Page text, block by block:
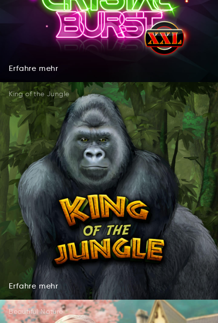
Erfahre mehr
King of the Jungle
Erfahre
fraerEh
Erfahre
mehr
mher
mehr
Beautiful Nature